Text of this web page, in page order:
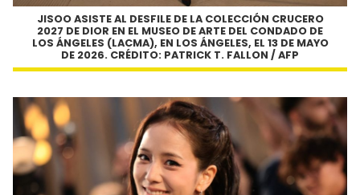
JISOO ASISTE AL DESFILE DE LA COLECCIÓN CRUCERO
2027 DE DIOR EN EL MUSEO DE ARTE DEL CONDADO DE
LOS ÁNGELES (LACMA), EN LOS ÁNGELES, EL 13 DE MAYO
DE 2026. CRÉDITO: PATRICK T. FALLON / AFP